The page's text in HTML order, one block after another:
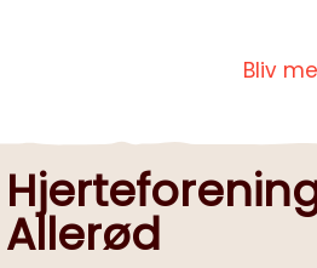
Bliv
Allerød